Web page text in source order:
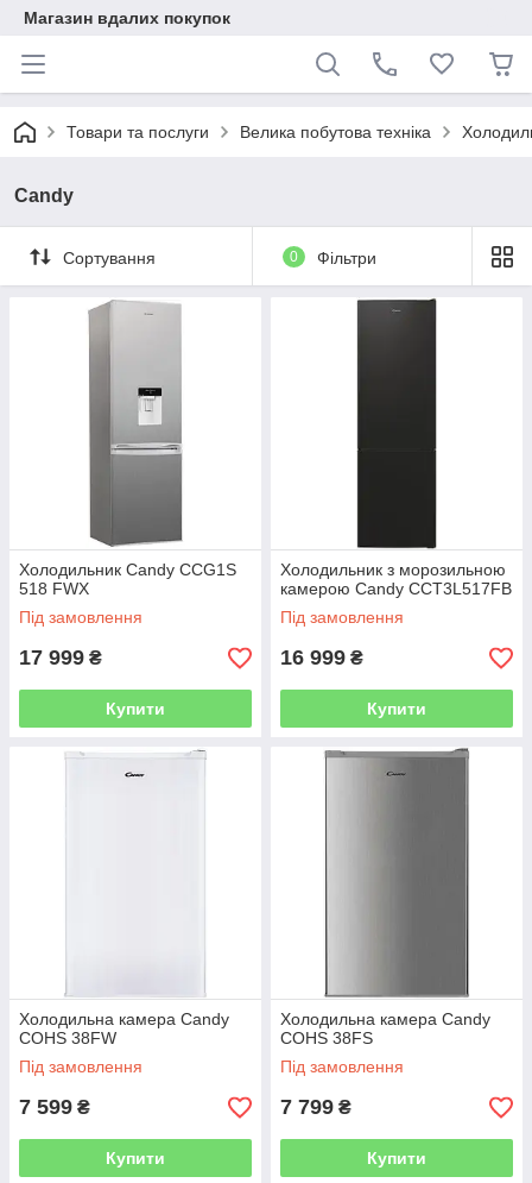
Магазин вдалих покупок
Товари та послуги Велика побутова техніка
Candy
Сортування 0 Фільтри
Холодильник Candy CCG1S
518 FWX
Під замовлення
17 999 ₴
Купити
Холодильник з морозильною
камерою Candy CCT3L517FB
Під замовлення
16 999 ₴
Купити
Холодильна камера Candy
COHS 38FW
Під замовлення
7 599 ₴
Купити
Холодильна камера Candy
COHS 38FS
Під замовлення
7 799 ₴
Купити